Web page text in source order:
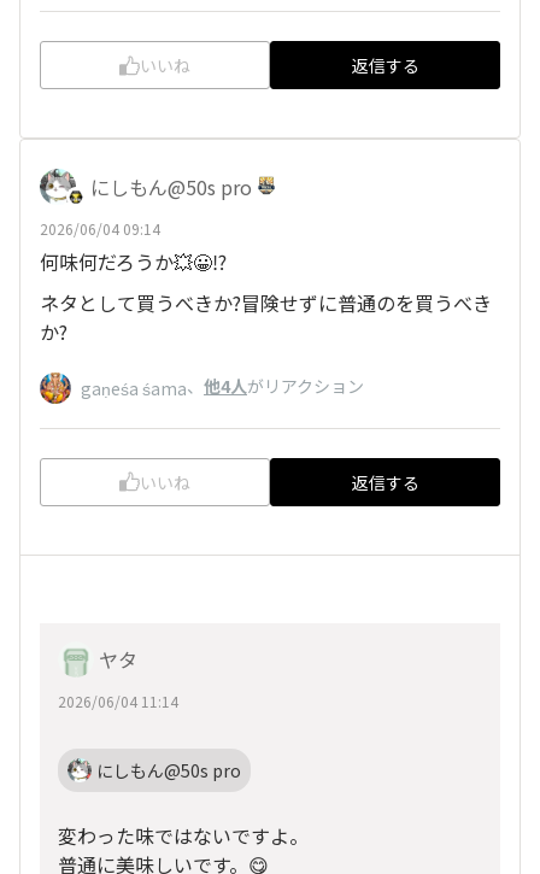
いいね 返信する
にしもん@50s pro
2026/06/04 09:14
何味何だろうか💥😀⁉️
ネタとして買うべきか?冒険せずに普通のを買うべき
か?
gaṇeśa śama、 他4人がリアクション
いいね 返信する
ヤタ
2026/06/04 11:14
にしもん@50s pro
変わった味ではないですよ。
普通に美味しいです。😋